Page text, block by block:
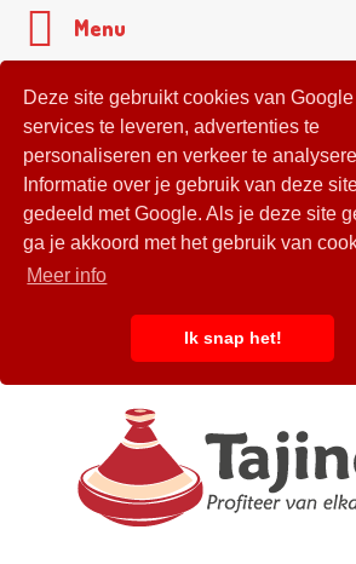
Deze site gebruikt cookies van
services te leveren, advertenties te
personaliseren en verkeer te
Informatie over je gebruik van deze
gedeeld met Google. Als je deze site
ga je akkoord met het gebruik van
Meer info
Ik snap het!
Menu